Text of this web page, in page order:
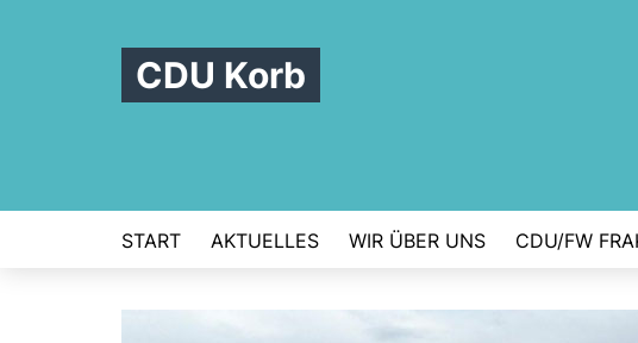
CDU Korb
START AKTUELLES WIR ÜBER UNS CDU/FW